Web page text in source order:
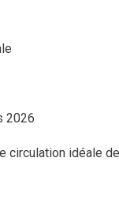
2026
circulation idéale